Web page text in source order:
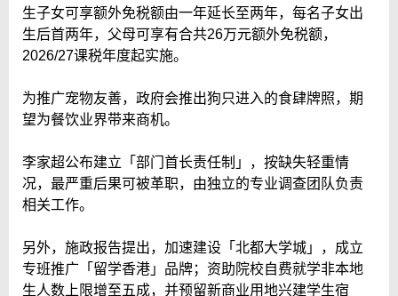
生子女可享额外免税额由一年延长至两年，每名子女出
生后首两年，父母可享有合共26万元额外免税额，
2026/27课税年度起实施。
为推广宠物友善，政府会推出狗只进入的食肆牌照，期
望为餐饮业界带来商机。
李家超公布建立「部门首长责任制」，按缺失轻重情
况，最严重后果可被革职，由独立的专业调查团队负责
相关工作。
另外，施政报告提出，加速建设「北都大学城」，成立
专班推广「留学香港」品牌；资助院校自费就学非本地
生人数上限增至五成，并预留新商业用地兴建学生宿